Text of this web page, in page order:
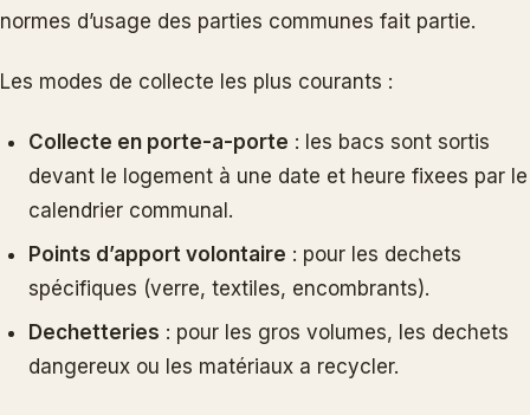
normes d’usage des parties communes fait partie.
Les modes de collecte les plus courants :
Collecte en porte-a-porte : les bacs sont sortis
devant le logement à une date et heure fixees par le
calendrier communal.
Points d’apport volontaire : pour les dechets
spécifiques (verre, textiles, encombrants).
Dechetteries : pour les gros volumes, les dechets
dangereux ou les matériaux a recycler.